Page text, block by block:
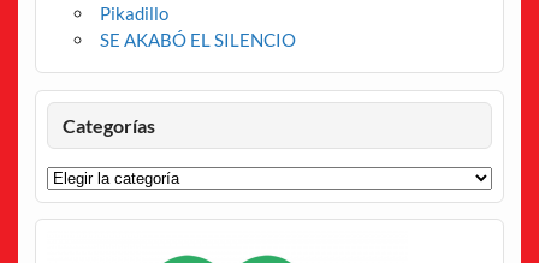
Pikadillo
SE AKABÓ EL SILENCIO
Categorías
Categorías